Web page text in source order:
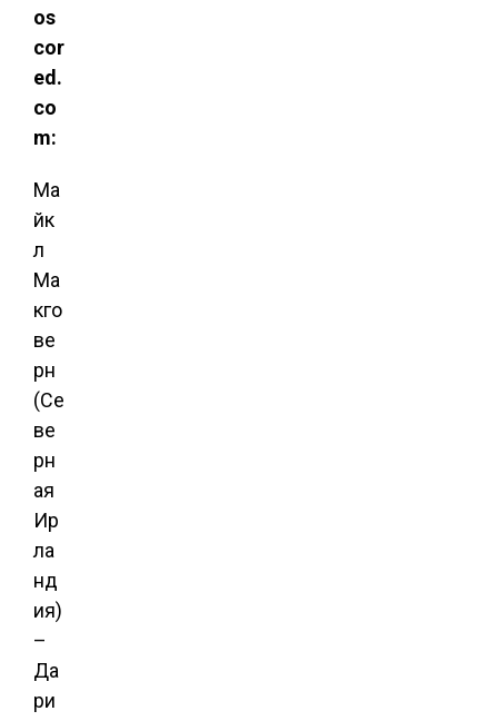
os
cor
ed.
co
m:
Ма
йк
л
Ма
кго
ве
рн
(Се
ве
рн
ая
Ир
ла
нд
ия)
–
Да
ри